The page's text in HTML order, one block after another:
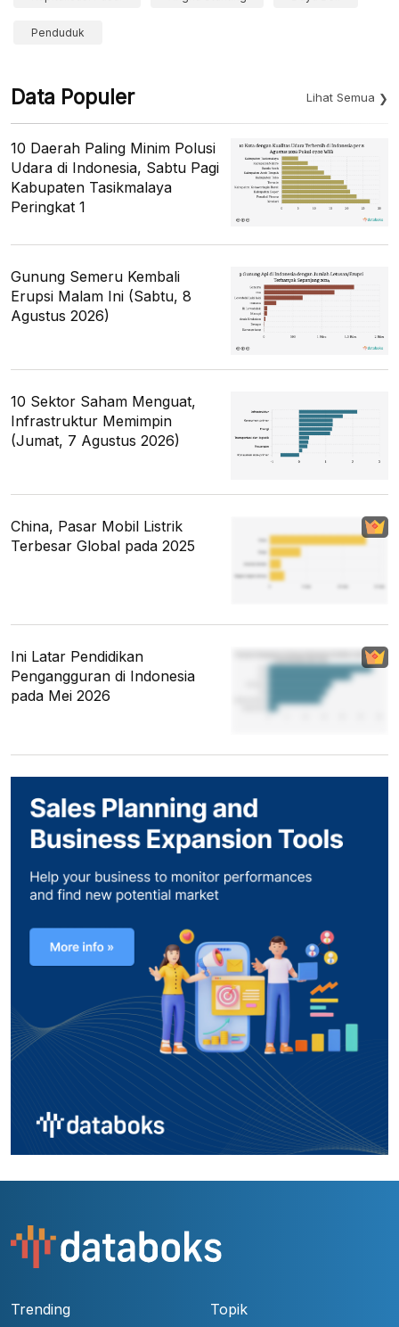
Penduduk
Data Populer Lihat Semua
10 Daerah Paling Minim Polusi
Udara di Indonesia, Sabtu Pagi
Kabupaten Tasikmalaya
Peringkat 1
Gunung Semeru Kembali
Erupsi Malam Ini (Sabtu, 8
Agustus 2026)
10 Sektor Saham Menguat,
Infrastruktur Memimpin
(Jumat, 7 Agustus 2026)
China, Pasar Mobil Listrik
Terbesar Global pada 2025
Ini Latar Pendidikan
Pengangguran di Indonesia
pada Mei 2026
Trending Topik